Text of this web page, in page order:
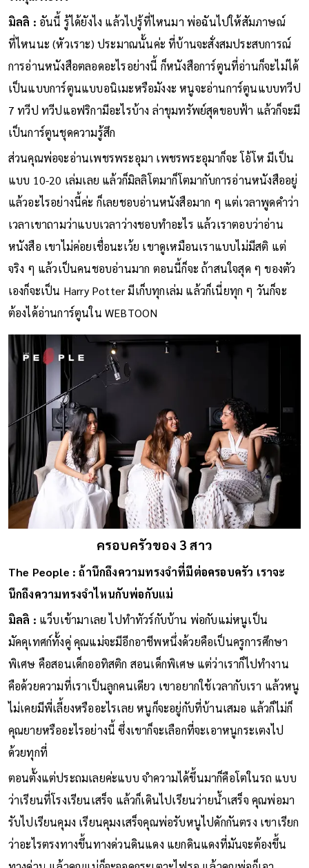
มิลลิ : อันนี้ รู้ได้ยังไง แล้วไปรู้ที่ไหนมา พ่อฉันไปให้สัมภาษณ์
ที่ไหนนะ (หัวเราะ) ประมาณนั้นค่ะ ที่บ้านจะสั่งสมประสบการณ์
การอ่านหนังสือตลอดอะไรอย่างนี้ ก็หนังสือการ์ตูนที่อ่านก็จะไม่ได้
เป็นแบบการ์ตูนแบบอนิเมะหรือมังงะ หนูจะอ่านการ์ตูนแบบทวีป
7 ทวีป ทวีปแอฟริกามีอะไรบ้าง ล่าขุมทรัพย์สุดขอบฟ้า แล้วก็จะมี
เป็นการ์ตูนชุดความรู้สึก
ส่วนคุณพ่อจะอ่านเพชรพระอุมา เพชรพระอุมาก็จะ โอ้โห มีเป็น
แบบ 10-20 เล่มเลย แล้วก็มิลลิโตมาก็โตมากับการอ่านหนังสืออยู่
แล้วอะไรอย่างนี้ค่ะ ก็เลยชอบอ่านหนังสือมาก ๆ แต่เวลาพูดคำว่า
เวลาเขาถามว่าแบบเวลาว่างชอบทำอะไร แล้วเราตอบว่าอ่าน
หนังสือ เขาไม่ค่อยเชื่อนะเว้ย เขาดูเหมือนเราแบบไม่มีสติ แต่
จริง ๆ แล้วเป็นคนชอบอ่านมาก ตอนนี้ก็จะ ถ้าสนใจสุด ๆ ของตัว
เองก็จะเป็น Harry Potter มีเก็บทุกเล่ม แล้วก็เนี่ยทุก ๆ วันก็จะ
ต้องได้อ่านการ์ตูนใน WEBTOON
ครอบครัวของ 3 สาว
The People : ถ้านึกถึงความทรงจำที่มีต่อครอบครัว เราจะ
นึกถึงความทรงจำไหนกับพ่อกับแม่
มิลลิ : แว็บเข้ามาเลย ไปทำทัวร์กับบ้าน พ่อกับแม่หนูเป็น
มัคคุเทศก์ทั้งคู่ คุณแม่จะมีอีกอาชีพหนึ่งด้วยคือเป็นครูการศึกษา
พิเศษ คือสอนเด็กออทิสติก สอนเด็กพิเศษ แต่ว่าเราก็ไปทำงาน
คือด้วยความที่เราเป็นลูกคนเดียว เขาอยากใช้เวลากับเรา แล้วหนู
ไม่เคยมีพี่เลี้ยงหรืออะไรเลย หนูก็จะอยู่กับที่บ้านเสมอ แล้วก็ไม่ก็
คุณยายหรืออะไรอย่างนี้ ซึ่งเขาก็จะเลือกที่จะเอาหนูกระเตงไป
ด้วยทุกที่
ตอนตั้งแต่ประถมเลยค่ะแบบ จำความได้ขึ้นมาก็คือโตในรถ แบบ
ว่าเรียนที่โรงเรียนเสร็จ แล้วก็เดินไปเรียนว่ายน้ำเสร็จ คุณพ่อมา
รับไปเรียนคุมง เรียนคุมงเสร็จคุณพ่อรับหนูไปดักกันตรง เขาเรียก
ว่าอะไรตรงทางขึ้นทางด่วนดินแดง แยกดินแดงที่มันจะต้องขึ้น